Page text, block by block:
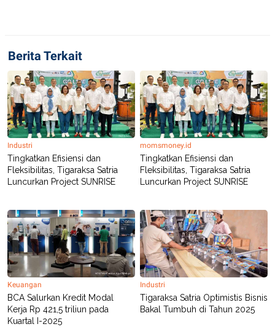
T
A
K
O
N
T
A
N
T
V
L
I
P
S
U
S
JARINGAN
K
O
N
T
N
A
C
A
D
E
M
Y
P
R
E
S
S
R
E
L
E
A
S
E
.
Berita Terkait
Industri
Tingkatkan Efisiensi dan
Fleksibilitas, Tigaraksa Satria
Luncurkan Project SUNRISE
momsmoney.id
Tingkatkan Efisiensi dan
Fleksibilitas, Tigaraksa Satria
Luncurkan Project SUNRISE
Keuangan
BCA Salurkan Kredit Modal
Kerja Rp 421,5 triliun pada
Kuartal I-2025
Industri
Tigaraksa Satria Optimistis Bisnis
Bakal Tumbuh di Tahun 2025